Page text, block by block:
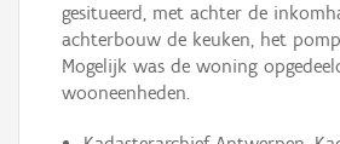
gesitueerd, met achter de
achterbouw de keuken, het
Mogelijk was de woning
wooneenheden.